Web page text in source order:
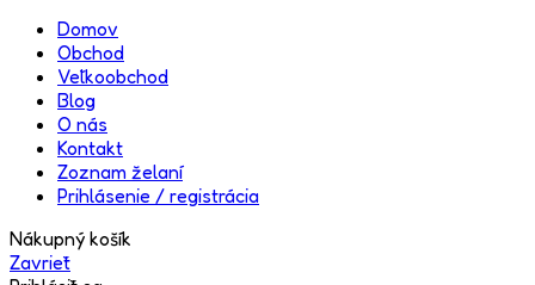
Domov
Obchod
Veľkoobchod
Blog
O nás
Kontakt
Zoznam želaní
Prihlásenie / registrácia
Nákupný košík
Zavrieť